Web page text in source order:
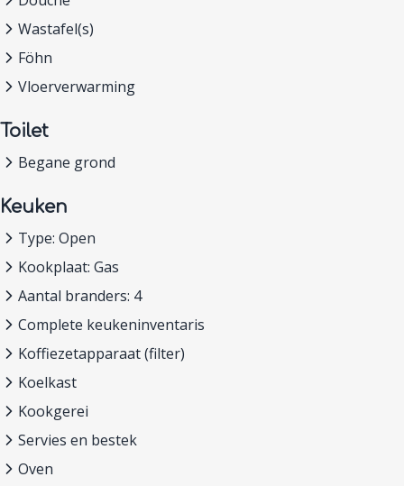
Wastafel(s)
Föhn
Vloerverwarming
Toilet
Begane grond
Keuken
Type: Open
Kookplaat: Gas
Aantal branders: 4
Complete keukeninventaris
Koffiezetapparaat (filter)
Koelkast
Kookgerei
Servies en bestek
Oven